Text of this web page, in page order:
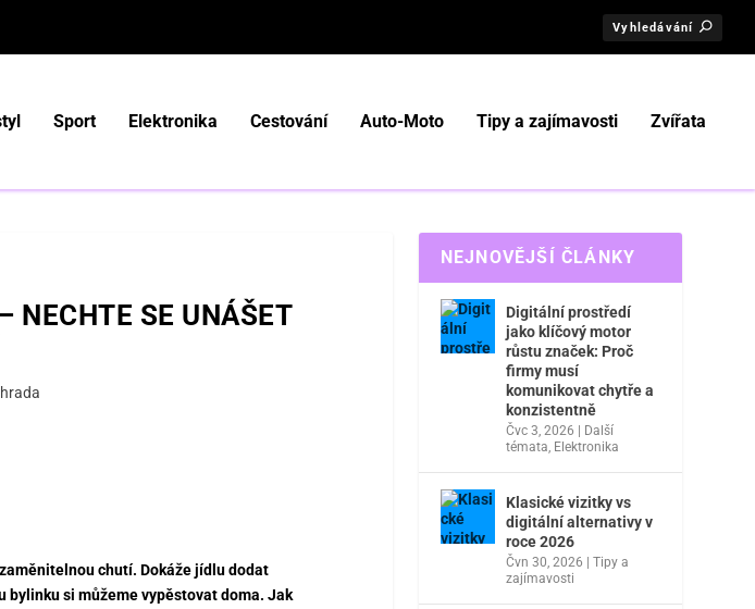
Sport Elektronika Cestování Auto-Moto Tipy a zajímavosti Zvířata
NECHTE SE UNÁŠET
chutí. Dokáže jídlu dodat
bylinku si můžeme vypěstovat doma. Jak
NEJNOVĚJŠÍ ČLÁNKY
Digitální prostředí
jako klíčový motor
růstu značek: Proč
firmy musí
komunikovat chytře a
konzistentně
Čvc 3, 2026
Další
témata, Elektronika
Klasické vizitky vs
digitální alternativy v
roce 2026
Čvn 30, 2026
Tipy a
zajímavosti